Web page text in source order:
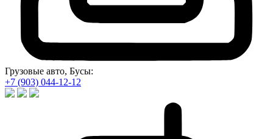
Грузовые авто, Бусы:
+7 (903) 044-12-12